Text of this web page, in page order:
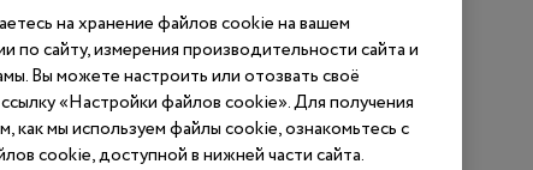
Вход
на хранение файлов cookie на вашем
по сайту, измерения производительности сайта и
Вы можете настроить или отозвать своё
«Настройки файлов cookie». Для получения
мы используем файлы cookie, ознакомьтесь с
cookie, доступной в нижней части сайта.